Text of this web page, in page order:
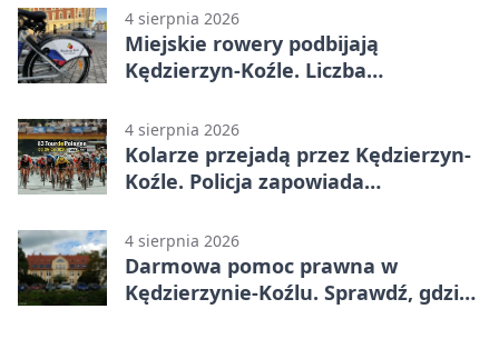
4 sierpnia 2026
Miejskie rowery podbijają
Kędzierzyn-Koźle. Liczba
4 sierpnia 2026
Kolarze przejadą przez Kędzierzyn-
Koźle. Policja zapowiada
4 sierpnia 2026
Darmowa pomoc prawna w
Kędzierzynie-Koźlu. Sprawdź, gdzie